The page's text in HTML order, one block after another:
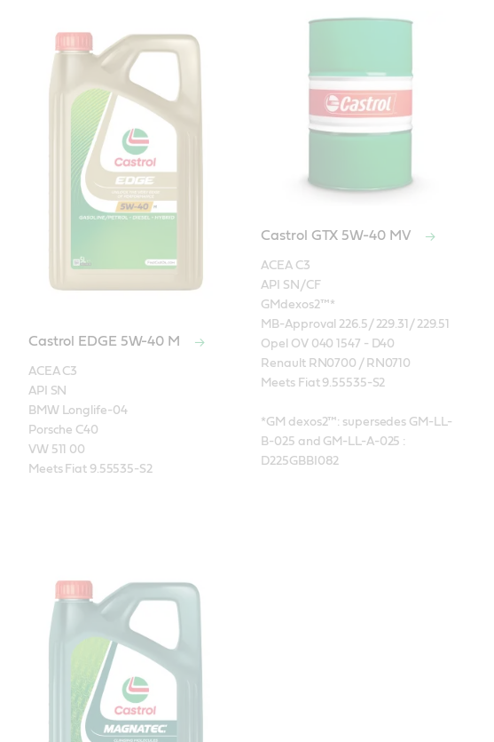
Castrol EDGE 5W-40 M
ACEA C3
API SN
BMW Longlife-04
Porsche C40
VW 511 00
Meets Fiat 9.55535-S2
Castrol GTX 5W-40 MV
ACEA C3
API SN/CF
GMdexos2™*
MB-Approval 226.5/ 229.31/ 229.51
Opel OV 040 1547 - D40
Renault RN0700 / RN0710
Meets Fiat 9.55535-S2
*GM dexos2™: supersedes GM-LL-
B-025 and GM-LL-A-025 :
D225GBBI082